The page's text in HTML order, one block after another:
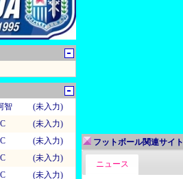
智
(未入力)
(未入力)
(未入力)
(未入力)
(未入力)
フットボール関連サイト
ニュース